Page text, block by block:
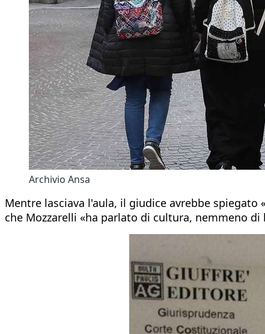
Archivio Ansa
Mentre lasciava l'aula, il giudice avrebbe spiegato
che Mozzarelli «ha parlato di cultura, nemmeno di